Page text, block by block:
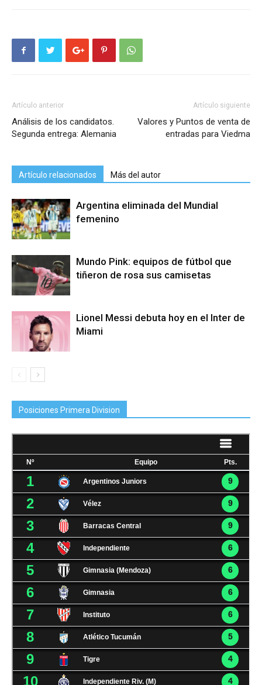
Artículo anterior
Análisis de los candidatos.
Segunda entrega: Alemania
Artículo siguiente
Valores y Puntos de venta de
entradas para Viedma
Artículo relacionados Más del autor
Argentina eliminada del Mundial
femenino
Mundo Pink: equipos de fútbol que
tiñeron de rosa sus camisetas
Lionel Messi debuta hoy en el Inter de
Miami
Posiciones Primera Division